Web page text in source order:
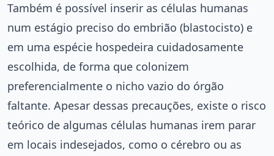
Também é possível inserir as células humanas
num estágio preciso do embrião (blastocisto) e
em uma espécie hospedeira cuidadosamente
escolhida, de forma que colonizem
preferencialmente o nicho vazio do órgão
faltante. Apesar dessas precauções, existe o risco
teórico de algumas células humanas irem parar
em locais indesejados, como o cérebro ou as